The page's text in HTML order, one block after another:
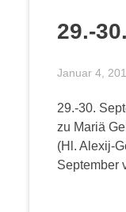
29.-
Januar 4,
29.-30.
zu Mariä
(Hl. Alexij-
September